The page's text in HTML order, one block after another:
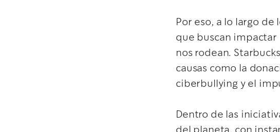
Por eso, a lo largo
que buscan
nos rodean.
causas como la
ciberbullying y el
Dentro de las